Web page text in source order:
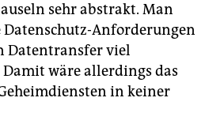
sehr abstrakt. Man
Anforderungen
Datentransfer viel
wäre allerdings das
in keiner